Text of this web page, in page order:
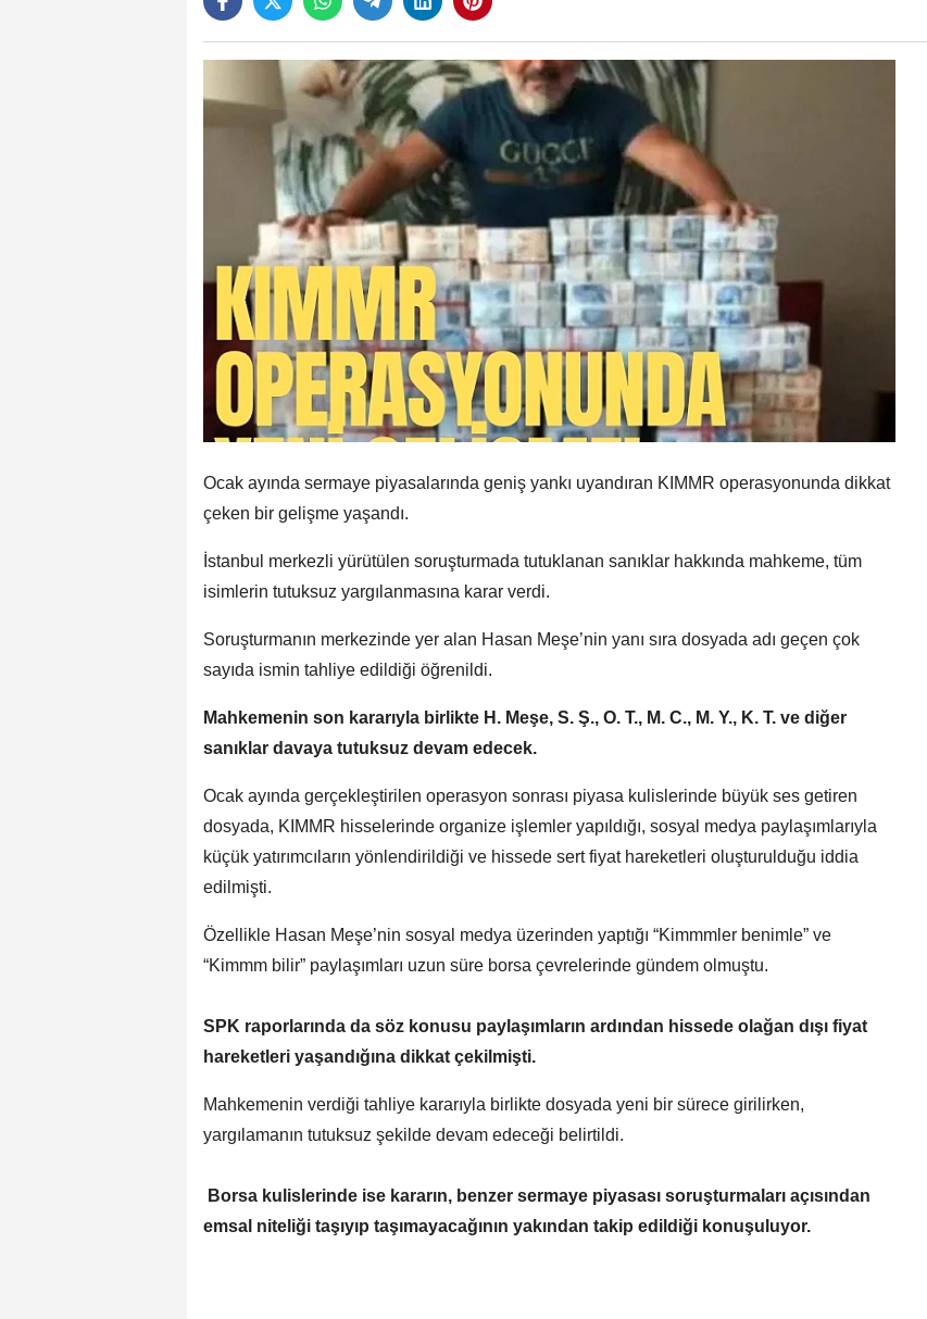
Ocak ayında sermaye piyasalarında geniş yankı uyandıran KIMMR operasyonunda dikkat
çeken bir gelişme yaşandı.
İstanbul merkezli yürütülen soruşturmada tutuklanan sanıklar hakkında mahkeme, tüm
isimlerin tutuksuz yargılanmasına karar verdi.
Soruşturmanın merkezinde yer alan Hasan Meşe’nin yanı sıra dosyada adı geçen çok
sayıda ismin tahliye edildiği öğrenildi.
Mahkemenin son kararıyla birlikte H. Meşe, S. Ş., O. T., M. C., M. Y., K. T. ve diğer
sanıklar davaya tutuksuz devam edecek.
Ocak ayında gerçekleştirilen operasyon sonrası piyasa kulislerinde büyük ses getiren
dosyada, KIMMR hisselerinde organize işlemler yapıldığı, sosyal medya paylaşımlarıyla
küçük yatırımcıların yönlendirildiği ve hissede sert fiyat hareketleri oluşturulduğu iddia
edilmişti.
Özellikle Hasan Meşe’nin sosyal medya üzerinden yaptığı “Kimmmler benimle” ve
“Kimmm bilir” paylaşımları uzun süre borsa çevrelerinde gündem olmuştu.
SPK raporlarında da söz konusu paylaşımların ardından hissede olağan dışı fiyat
hareketleri yaşandığına dikkat çekilmişti.
Mahkemenin verdiği tahliye kararıyla birlikte dosyada yeni bir sürece girilirken,
yargılamanın tutuksuz şekilde devam edeceği belirtildi.
Borsa kulislerinde ise kararın, benzer sermaye piyasası soruşturmaları açısından
emsal niteliği taşıyıp taşımayacağının yakından takip edildiği konuşuluyor.